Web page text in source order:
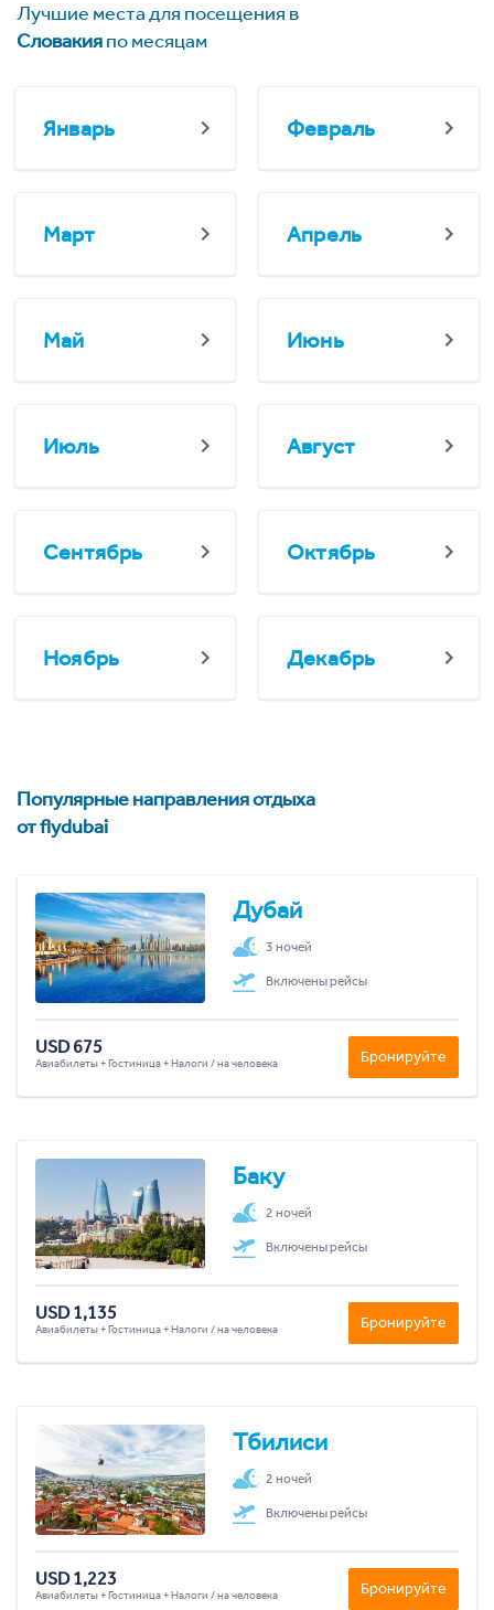
Лучшие места для посещения в
Словакияпо месяцам
Январь Февраль
Март Апрель
Май Июнь
Июль Август
Сентябрь Октябрь
Ноябрь Декабрь
Популярные направления отдыха
от flydubai
Дубай
3 ночей
Включены рейсы
USD 675
Авиабилеты + Гостиница + Налоги / на человека Бронируйте
Баку
2 ночей
Включены рейсы
USD 1,135
Авиабилеты + Гостиница + Налоги / на человека Бронируйте
Тбилиси
2 ночей
Включены рейсы
USD 1,223
Авиабилеты + Гостиница + Налоги / на человека Бронируйте